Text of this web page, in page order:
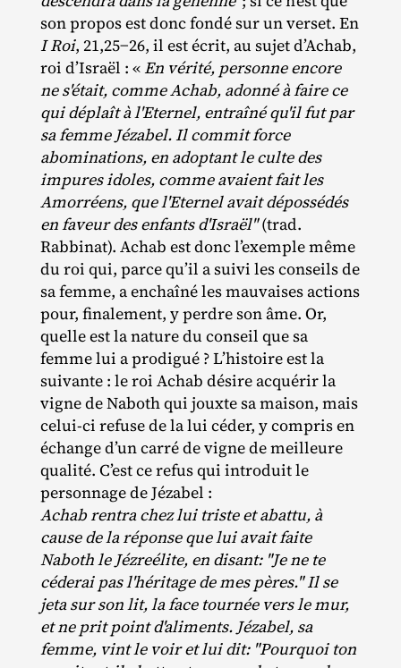
son propos est donc fondé sur un verset. En
I Roi, 21,25−26, il est écrit, au sujet d’Achab,
roi d’Israël : «En vérité, personne encore
ne s'était, comme Achab, adonné à faire ce
qui déplaît à l'Eternel, entraîné qu'il fut par
sa femme Jézabel. Il commit force
abominations, en adoptant le culte des
impures idoles, comme avaient fait les
Amorréens, que l'Eternel avait dépossédés
en faveur des enfants d'Israël"(trad.
Rabbinat). Achab est donc l’exemple même
du roi qui, parce qu’il a suivi les conseils de
sa femme, a enchaîné les mauvaises actions
pour, finalement, y perdre son âme. Or,
quelle est la nature du conseil que sa
femme lui a prodigué ? L’histoire est la
suivante : le roi Achab désire acquérir la
vigne de Naboth qui jouxte sa maison, mais
celui‐​ci refuse de la lui céder, y compris en
échange d’un carré de vigne de meilleure
qualité. C’est ce refus qui introduit le
personnage de Jézabel :
Achab rentra chez lui triste et abattu, à
cause de la réponse que lui avait faite
Naboth le Jézreélite, en disant: "Je ne te
céderai pas l'héritage de mes pères." Il se
jeta sur son lit, la face tournée vers le mur,
et ne prit point d'aliments. Jézabel, sa
femme, vint le voir et lui dit: "Pourquoi ton